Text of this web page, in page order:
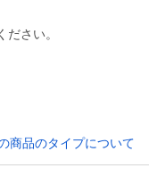
さい。
商品のタイプについて